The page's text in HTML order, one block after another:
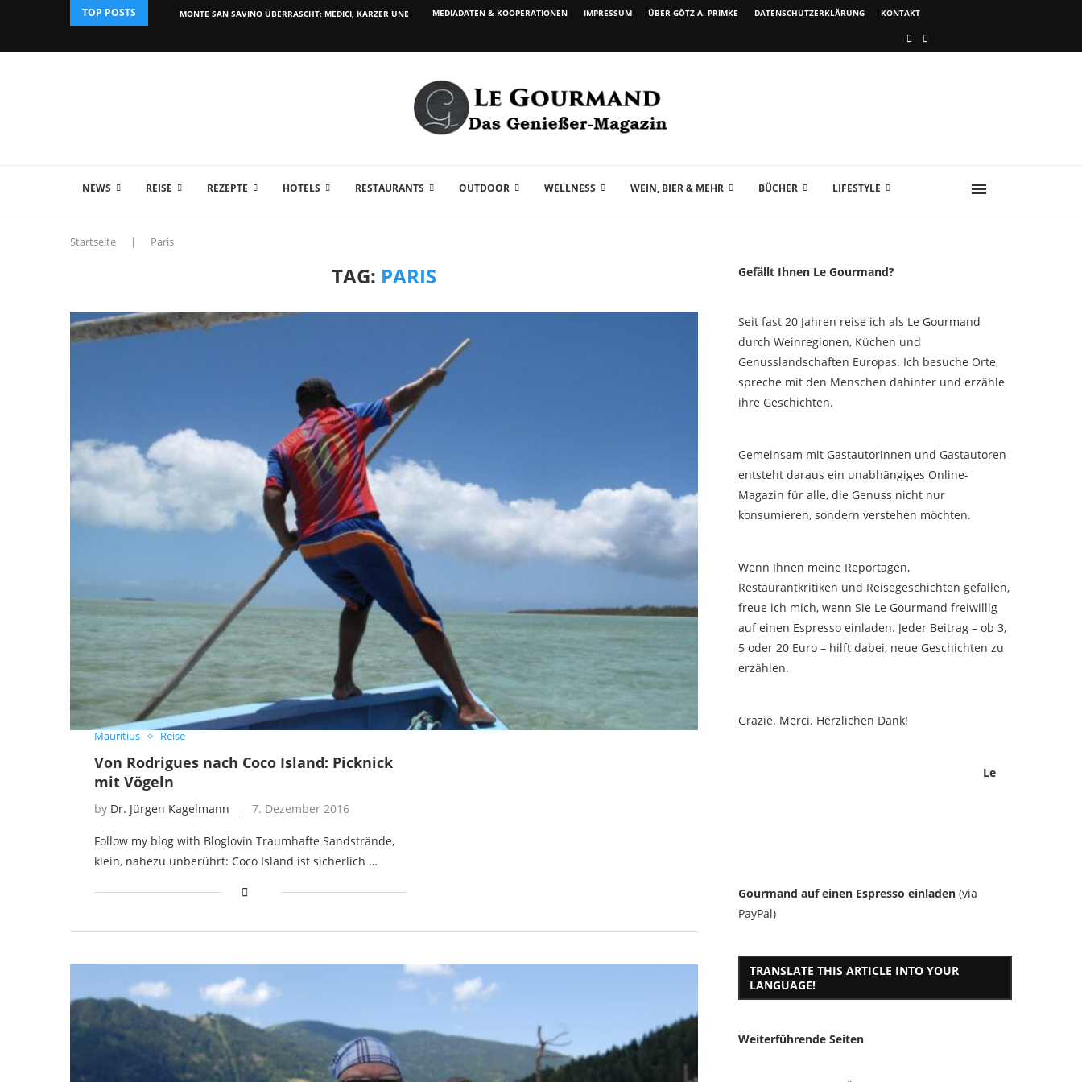
TOP POSTS MONTE SAN SAVINO ÜBERRASCHT: MEDICI, KARZER UND WEIN...MEDIADATEN & KOOPERATIONEN IMPRESSUM ÜBER GÖTZ A. PRIMKE DATENSCHUTZERKLÄRUNG KONTAKT
NEWS REISE REZEPTE HOTELS RESTAURANTS OUTDOOR WELLNESS WEIN, BIER & MEHR BÜCHER LIFESTYLE
Startseite | Paris
TAG: PARIS
Mauritius Reise
Von Rodrigues nach Coco Island: Picknick
mit Vögeln
by Dr. Jürgen Kagelmann 7. Dezember 2016
Follow my blog with Bloglovin Traumhafte Sandstrände,
klein, nahezu unberührt: Coco Island ist sicherlich …
Gefällt Ihnen Le Gourmand?
Seit fast 20 Jahren reise ich als Le Gourmand
durch Weinregionen, Küchen und
Genusslandschaften Europas. Ich besuche Orte,
spreche mit den Menschen dahinter und erzähle
ihre Geschichten.
Gemeinsam mit Gastautorinnen und Gastautoren
entsteht daraus ein unabhängiges Online-
Magazin für alle, die Genuss nicht nur
konsumieren, sondern verstehen möchten.
Wenn Ihnen meine Reportagen,
Restaurantkritiken und Reisegeschichten gefallen,
freue ich mich, wenn Sie Le Gourmand freiwillig
auf einen Espresso einladen. Jeder Beitrag – ob 3,
5 oder 20 Euro – hilft dabei, neue Geschichten zu
erzählen.
Grazie. Merci. Herzlichen Dank!
Le
Gourmand auf einen Espresso einladen (via
PayPal)
TRANSLATE THIS ARTICLE INTO YOUR
LANGUAGE!
Weiterführende Seiten